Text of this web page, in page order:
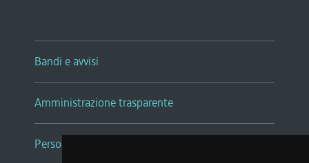
Bandi e avvisi
Amministrazione trasparente
Persone e Uffici